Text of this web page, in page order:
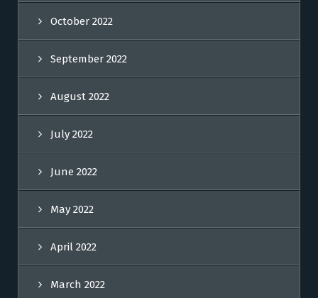
October 2022
September 2022
August 2022
July 2022
June 2022
May 2022
April 2022
March 2022